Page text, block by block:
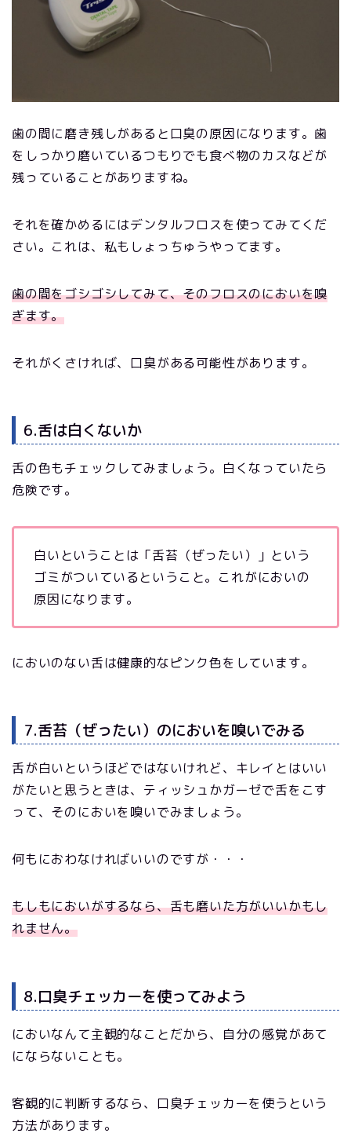
歯の間に磨き残しがあると口臭の原因になります。歯
をしっかり磨いているつもりでも食べ物のカスなどが
残っていることがありますね。
それを確かめるにはデンタルフロスを使ってみてくだ
さい。これは、私もしょっちゅうやってます。
歯の間をゴシゴシしてみて、そのフロスのにおいを嗅
ぎます。
それがくさければ、口臭がある可能性があります。
6.舌は白くないか
舌の色もチェックしてみましょう。白くなっていたら
危険です。
白いということは「舌苔（ぜったい）」という
ゴミがついているということ。これがにおいの
原因になります。
においのない舌は健康的なピンク色をしています。
7.舌苔（ぜったい）のにおいを嗅いでみる
舌が白いというほどではないけれど、キレイとはいい
がたいと思うときは、ティッシュかガーゼで舌をこす
って、そのにおいを嗅いでみましょう。
何もにおわなければいいのですが・・・
もしもにおいがするなら、舌も磨いた方がいいかもし
れません。
8.口臭チェッカーを使ってみよう
においなんて主観的なことだから、自分の感覚があて
にならないことも。
客観的に判断するなら、口臭チェッカーを使うという
方法があります。